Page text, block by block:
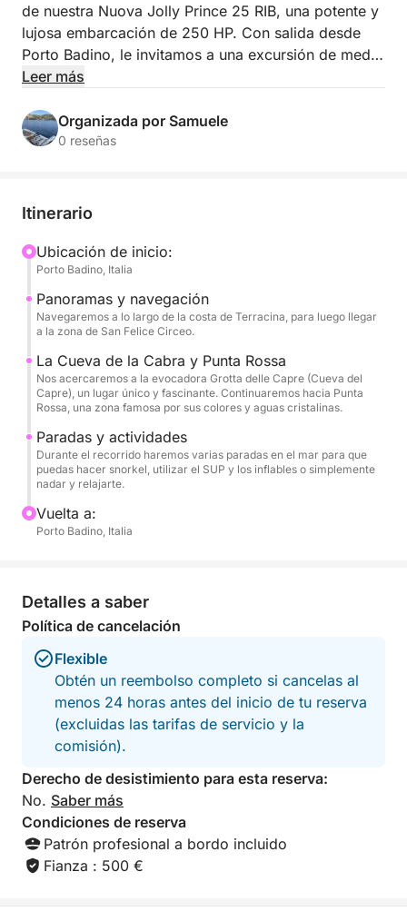
de nuestra Nuova Jolly Prince 25 RIB, una potente y
lujosa embarcación de 250 HP. Con salida desde
Porto Badino, le invitamos a una excursión de medio
día diseñada para descubrir las maravillas del
la leyenda se funden con la belleza salvaje de la
naturaleza.
explorando calas secretas y admirando de cerca los
promontorio. Podrá relajarse bajo el sol en nuestra
espaciosa terraza, practicar snorkel en aguas
cristalinas y divertirse con nuestras tablas de paddle
surf y botes inflables, todo en un ambiente de puro
lujo y serenidad.
Esta excursión está diseñada para brindarle una
experiencia paradisíaca, con paradas para nadar y
necesidades estarán cubiertas: podrá disfrutar de
una botella de champán y escuchar su música
favorita gracias al equipo de música, mientras
disfruta de una de las vistas más evocadoras del
Lacio.
Leer más
Organizada por Samuele
0 reseñas
Itinerario
Ubicación de inicio:
Porto Badino, Italia
Panoramas y navegación
Navegaremos a lo largo de la costa de Terracina, para luego llegar
a la zona de San Felice Circeo.
La Cueva de la Cabra y Punta Rossa
Nos acercaremos a la evocadora Grotta delle Capre (Cueva del
Capre), un lugar único y fascinante. Continuaremos hacia Punta
Rossa, una zona famosa por sus colores y aguas cristalinas.
Paradas y actividades
Durante el recorrido haremos varias paradas en el mar para que
puedas hacer snorkel, utilizar el SUP y los inflables o simplemente
nadar y relajarte.
Vuelta a:
Porto Badino, Italia
Detalles a saber
Política de cancelación
Flexible
Obtén un reembolso completo si cancelas al
menos 24 horas antes del inicio de tu reserva
(excluidas las tarifas de servicio y la
comisión).
Derecho de desistimiento para esta reserva:
No. Saber más
Condiciones de reserva
Patrón profesional a bordo incluido
Fianza : 500 €